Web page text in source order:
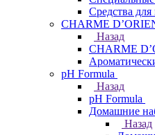
Средства
CHARME
Назад
CHARME
pH Formula
Назад
pH Formula
Домашние
Назад